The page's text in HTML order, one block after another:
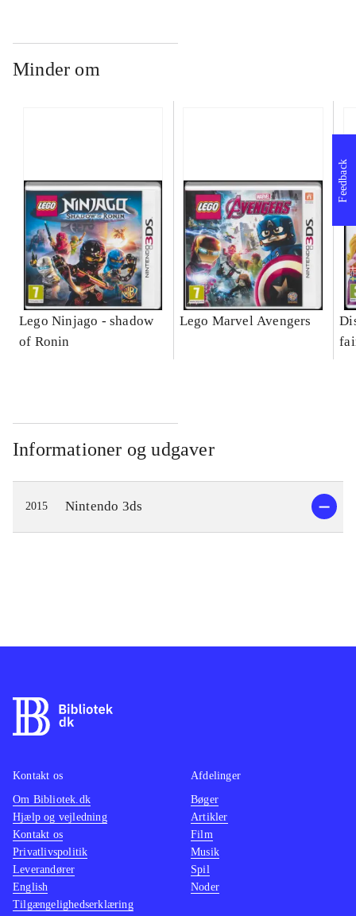
Minder om
Lego Ninjago - shadow
of Ronin
Lego Marvel Avengers
Informationer og udgaver
2015 Nintendo 3ds
Feedback
Kontakt os
Om Bibliotek.dk
Hjælp og vejledning
Kontakt os
Privatlivspolitik
Leverandører
English
Tilgængelighedserklæring
Afdelinger
Bøger
Artikler
Film
Musik
Spil
Noder